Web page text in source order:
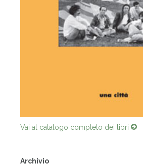
Vai al catalogo completo dei libri
Archivio